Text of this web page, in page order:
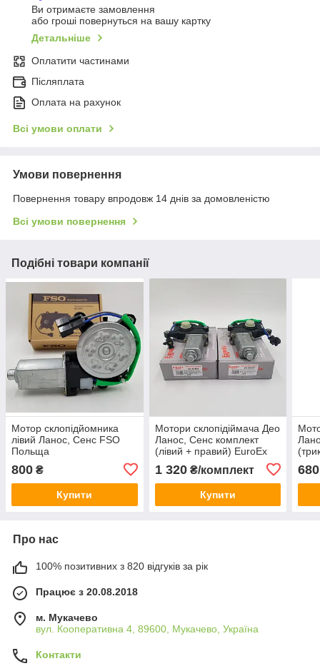
Ви отримаєте замовлення
або гроші повернуться на вашу картку
Детальніше
Оплатити частинами
Післяплата
Оплата на рахунок
Всі умови оплати
Умови повернення
Повернення товару впродовж 14 днів за домовленістю
Всі умови повернення
Подібні товари компанії
Мотор склопідйомника
лівий Ланос, Сенс FSO
Польща
800 ₴
Купити
Мотори склопідіймача Део
Ланос, Сенс комплект
(лівий + правий) EuroEx
1 320₴/комплект
Купити
680
Про нас
100% позитивних з 820 відгуків за рік
Працює з 20.08.2018
м. Мукачево
вул. Кооперативна 4, 89600, Мукачево, Україна
Контакти